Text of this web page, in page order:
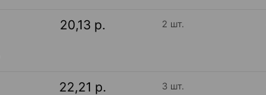
20,13 р. 2 шт.
22,21 р. 3 шт.